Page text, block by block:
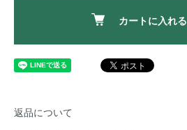
カートに入れる
返品について